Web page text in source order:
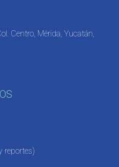
Centro, Mérida, Yucatán,
reportes)